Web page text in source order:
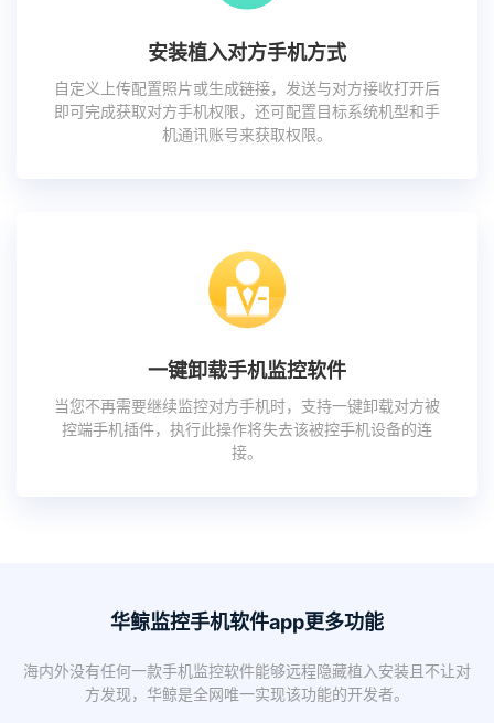
安装植入对方手机方式
自定义上传配置照片或生成链接，发送与对方接收打开后
即可完成获取对方手机权限，还可配置目标系统机型和手
机通讯账号来获取权限。
一键卸载手机监控软件
当您不再需要继续监控对方手机时，支持一键卸载对方被
控端手机插件，执行此操作将失去该被控手机设备的连
接。
华鲸监控手机软件app更多功能
海内外没有任何一款手机监控软件能够远程隐藏植入安装且不让对
方发现，华鲸是全网唯一实现该功能的开发者。